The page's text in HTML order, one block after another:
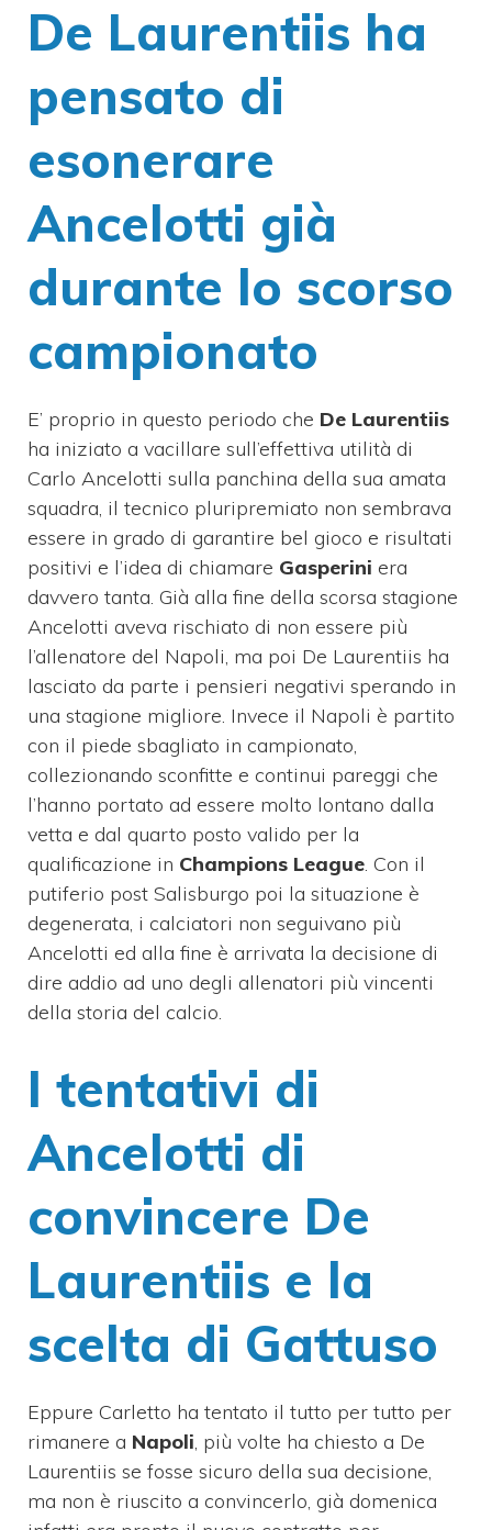
De Laurentiis ha
pensato di
esonerare
Ancelotti già
durante lo scorso
campionato
E’ proprio in questo periodo che De Laurentiis
ha iniziato a vacillare sull’effettiva utilità di
Carlo Ancelotti sulla panchina della sua amata
squadra, il tecnico pluripremiato non sembrava
essere in grado di garantire bel gioco e risultati
positivi e l’idea di chiamare Gasperini era
davvero tanta. Già alla fine della scorsa stagione
Ancelotti aveva rischiato di non essere più
l’allenatore del Napoli, ma poi De Laurentiis ha
lasciato da parte i pensieri negativi sperando in
una stagione migliore. Invece il Napoli è partito
con il piede sbagliato in campionato,
collezionando sconfitte e continui pareggi che
l’hanno portato ad essere molto lontano dalla
vetta e dal quarto posto valido per la
qualificazione in Champions League. Con il
putiferio post Salisburgo poi la situazione è
degenerata, i calciatori non seguivano più
Ancelotti ed alla fine è arrivata la decisione di
dire addio ad uno degli allenatori più vincenti
della storia del calcio.
I tentativi di
Ancelotti di
convincere De
Laurentiis e la
scelta di Gattuso
Eppure Carletto ha tentato il tutto per tutto per
rimanere a Napoli, più volte ha chiesto a De
Laurentiis se fosse sicuro della sua decisione,
ma non è riuscito a convincerlo, già domenica